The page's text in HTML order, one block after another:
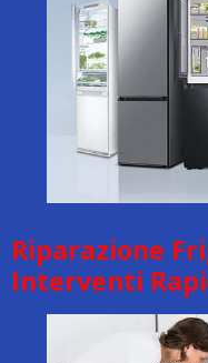
Riparazione
Interventi